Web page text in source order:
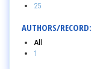
25
AUTHORS/RECORD:
All
1